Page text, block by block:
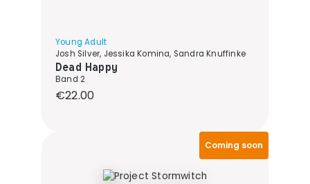
Young Adult
Josh Silver, Jessika Komina, Sandra Knuffinke
Dead Happy
Band 2
Regular price:
€22.00
Coming soon